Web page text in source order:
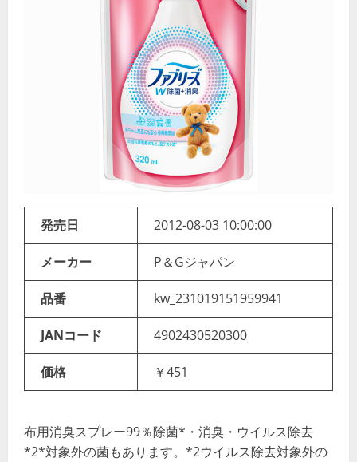
発売日 2012-08-03 10:00:00
メーカー P＆Gジャパン
品番 kw_231019151959941
JANコード 4902430520300
価格 ￥451
布用消臭スプレー99％除菌*・消臭・ウイルス除去
*2*対象外の菌もあります。*2ウイルス除去対象外の